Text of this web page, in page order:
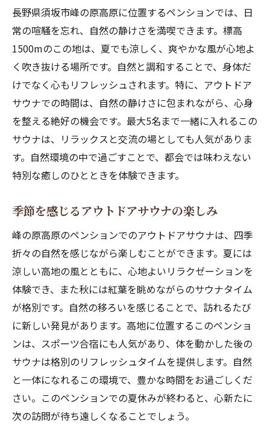
長野県須坂市峰の原高原に位置するペンションでは、日
常の喧騒を忘れ、自然の静けさを満喫できます。標高
1500mのこの地は、夏でも涼しく、爽やかな風が心地よ
く吹き抜ける場所です。自然と調和することで、身体だ
けでなく心もリフレッシュされます。特に、アウトドア
サウナでの時間は、自然の静けさに包まれながら、心身
を整える絶好の機会です。最大5名まで一緒に入れるこの
サウナは、リラックスと交流の場としても人気がありま
す。自然環境の中で過ごすことで、都会では味わえない
特別な癒しのひとときを体験できます。
季節を感じるアウトドアサウナの楽しみ
峰の原高原のペンションでのアウトドアサウナは、四季
折々の自然を感じながら楽しむことができます。夏には
涼しい高地の風とともに、心地よいリラクゼーションを
体験でき、また秋には紅葉を眺めながらのサウナタイム
が格別です。自然の移ろいを感じることで、訪れるたび
に新しい発見があります。高地に位置するこのペンショ
ンは、スポーツ合宿にも人気があり、体を動かした後の
サウナは格別のリフレッシュタイムを提供します。自然
と一体になれるこの環境で、豊かな時間をお過ごしくだ
さい。このペンションでの夏休みが終わると、心新たに
次の訪問が待ち遠しくなることでしょう。